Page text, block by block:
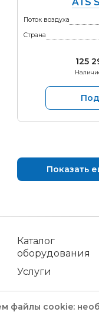
Поток воздуха
Страна
125
Показать
Каталог
оборудования
Услуги
файлы cookie: